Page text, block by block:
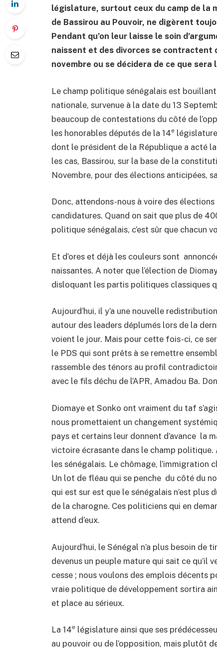
législature, surtout ceux du camp de la
de Bassirou au Pouvoir, ne digèrent
Pendant qu’on leur laisse le soin
naissent et des divorces se contractent
novembre ou se décidera de ce que
Le champ politique sénégalais est
nationale, survenue à la date du 13
beaucoup de contestations du côté de
les honorables députés de la 14e
dont le président de la République a acté
les cas, Bassirou, sur la base de la
Novembre, pour des élections anticipées,
Donc, attendons-nous à voire des
candidatures. Quand on sait que plus de
politique sénégalais, c’est sûr que chacun
Et d’ores et déjà les couleurs sont
naissantes. A noter que l’élection de
disloquant les partis politiques classiques
Aujourd’hui, il y’a une nouvelle
autour des leaders déplumés lors de la
voient le jour. Mais pour cette fois-ci, ce
le PDS qui sont prêts à se remettre
rassemble des ténors au profil
avec le fils déchu de l’APR, Amadou Ba.
Diomaye et Sonko ont vraiment du taf
nous promettaient un changement
pays et certains leur donnent d’avance la
victoire écrasante dans le champ
les sénégalais. Le chômage, l’immigration
Un lot de fléau qui se penche du côté du
qui est sur est que le sénégalais n’est
de la charogne. Ces politiciens qui en
attend d’eux.
Aujourd’hui, le Sénégal n’a plus besoin de
devenus un peuple mature qui sait ce qu’il
cesse ; nous voulons des emplois décents
vraie politique de développement sortira
et place au sérieux.
La 14e législature ainsi que ses
au pouvoir ou de l’opposition, mais plutôt